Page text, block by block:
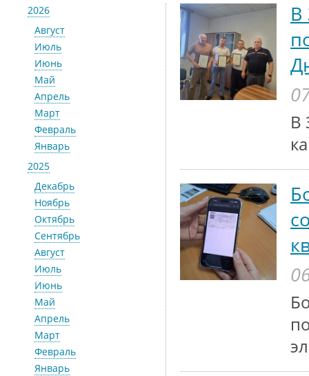
2026
Август
Июль
Июнь
Май
Апрель
Март
Февраль
Январь
2025
Декабрь
Ноябрь
Октябрь
Сентябрь
Август
Июль
Июнь
Май
Апрель
Март
Февраль
Январь
В
В